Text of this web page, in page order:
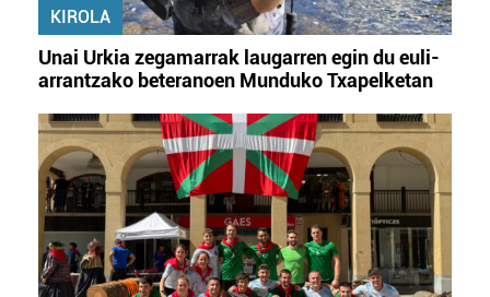
KIROLA
Unai Urkia zegamarrak laugarren egin du euli-
arrantzako beteranoen Munduko Txapelketan